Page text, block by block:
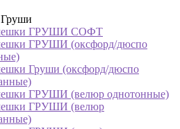
ГРУШИ СОФТ
ГРУШИ (оксфорд/дюспо
Груши (оксфорд/дюспо
ГРУШИ (велюр однотонные)
ГРУШИ (велюр